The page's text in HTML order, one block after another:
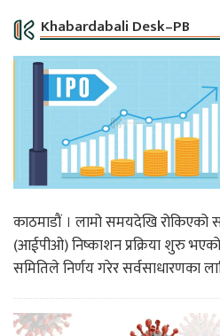
Khabardabali Desk–PB
काठमाडौं । लामो समयदेखि रोकिएको
(आईपीओ) निष्काशन प्रक्रिया शुरु
समितिले निर्णय गरेर सर्वसाधारणका